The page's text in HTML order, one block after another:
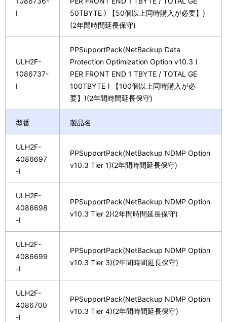
I
50TBYTE ) 【50個以上同時購入が必要】)
(2年間時間延長保守)
ULH2F-
1086737-
I
PPSupportPack(NetBackup Data
Protection Optimization Option v10.3 (
PER FRONT END 1 TBYTE / TOTAL GE
100TBYTE ) 【100個以上同時購入が必
要】)(2年間時間延長保守)
型番 製品名
ULH2F-
4086697
-I
PPSupportPack(NetBackup NDMP Option
v10.3 Tier 1)(2年間時間延長保守)
ULH2F-
4086698
-I
PPSupportPack(NetBackup NDMP Option
v10.3 Tier 2)(2年間時間延長保守)
ULH2F-
4086699
-I
PPSupportPack(NetBackup NDMP Option
v10.3 Tier 3)(2年間時間延長保守)
ULH2F-
4086700
-I
PPSupportPack(NetBackup NDMP Option
v10.3 Tier 4)(2年間時間延長保守)